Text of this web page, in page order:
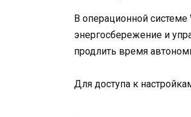
В операционной
энергосбережение и
продлить время
Для доступа к